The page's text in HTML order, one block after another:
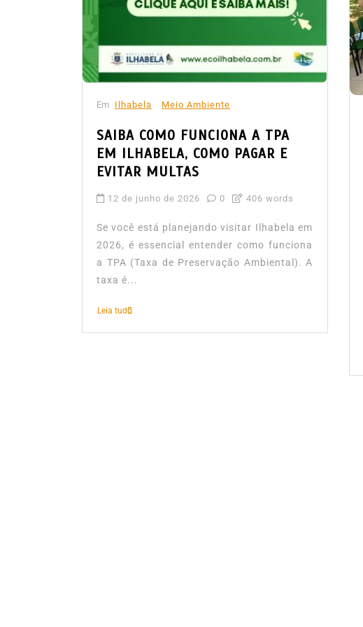
Em Ilhabela Meio Ambiente
SAIBA COMO FUNCIONA A TPA
EM ILHABELA, COMO PAGAR E
EVITAR MULTAS
12 de junho de 2026 0 406 words
Se você está planejando visitar Ilhabela em
2026, é essencial entender como funciona
a TPA (Taxa de Preservação Ambiental). A
taxa é...
Leia tudo